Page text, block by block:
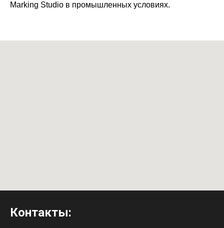
Marking Studio в промышленных условиях.
Контакты: